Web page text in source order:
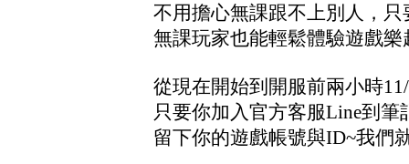
不用擔心無課跟不上別人，
無課玩家也能輕鬆體驗遊戲樂
從現在開始到開服前兩小時
只要你加入官方客服Line到
留下你的遊戲帳號與ID~我們